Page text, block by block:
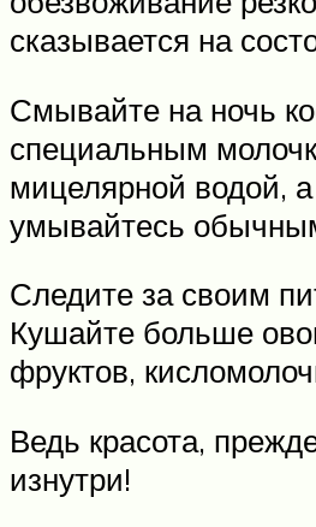
сказывается на
Смывайте на ночь
специальным
мицелярной водой, а
умывайтесь
Следите за своим
Кушайте больше
фруктов,
Ведь красота,
изнутри!